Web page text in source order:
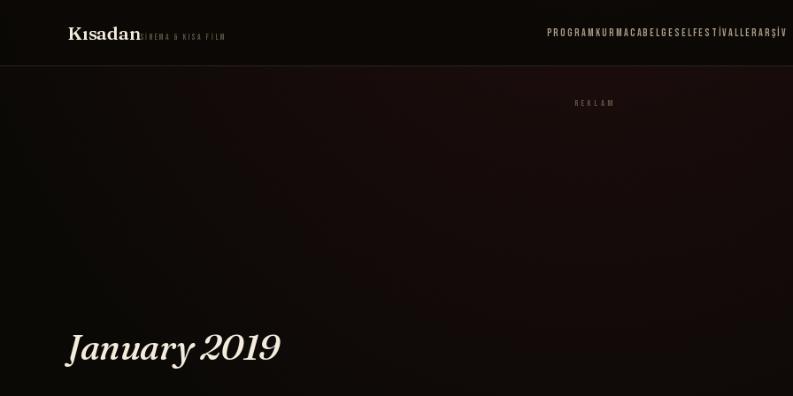
KısadanSİNEMA & KISA FİLM ProgramKurmacaBelgeselFestivaller Arşiv
REKLAM
January 2019